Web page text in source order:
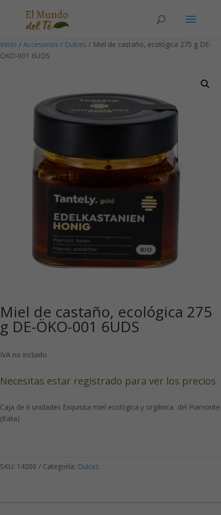
Inicio / Accesorios / Dulces / Miel de castaño, ecológica 275 g DE-
ÖKO-001 6UDS
Miel de castaño, ecológica 275
g DE-ÖKO-001 6UDS
IVA no incluido
Necesitas estar registrado para ver los precios
Caja de 6 unidades Exquisita miel ecológica y orgánica del Piamonte
(Italia)
SKU: 14200 Categoría: Dulces